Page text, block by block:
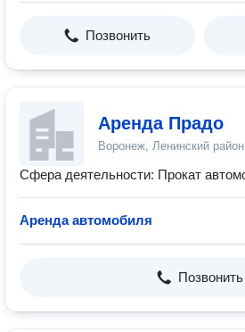
Позвонить
Аренда Прадо
Воронеж, Ленинский район
Сфера деятельности: Прокат
Аренда автомобиля
Позвонить